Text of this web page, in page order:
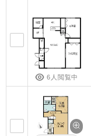
6人閲覧中